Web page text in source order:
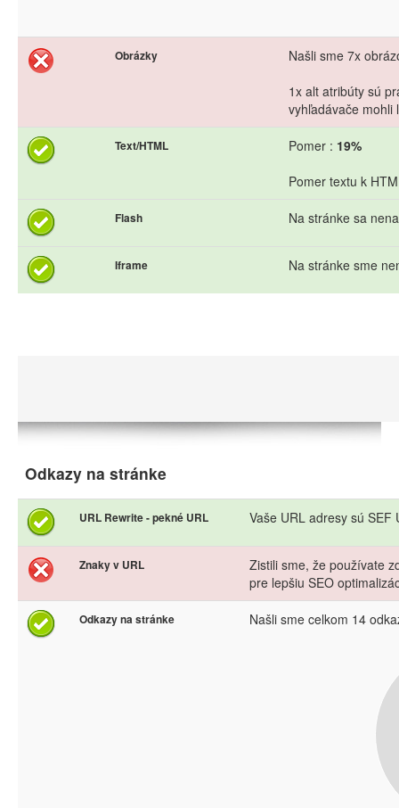
Obrázky
Našli sme 7x
1x alt atribúty sú
vyhľadávače mohli
Text/HTML Pomer : 19%
Pomer textu k
Flash Na stránke sa
Iframe Na stránke sme
Odkazy na stránke
URL Rewrite - pekné URL Vaše URL adresy sú
Znaky v URL
Zistili sme, že používate
pre lepšiu SEO
Odkazy na stránke Našli sme celkom 14